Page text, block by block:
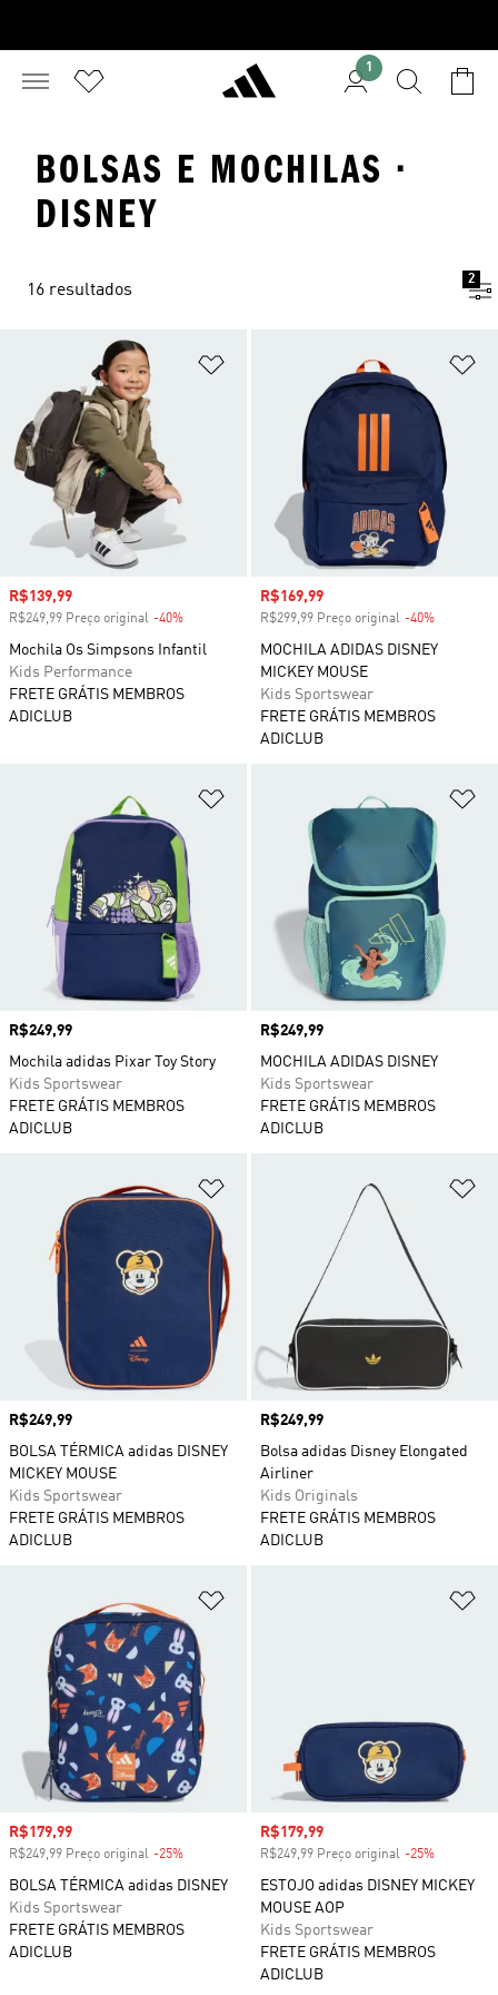
1
BOLSAS E MOCHILAS ·
DISNEY
16 resultados
2
Adicionar à Lista de Desejos
Preço com desconto
R$139,99
R$249,99 Preço original -40%
Mochila Os Simpsons Infantil
Kids Performance
FRETE GRÁTIS MEMBROS
ADICLUB
Preço com desconto
R$169,99
R$299,99 Preço original -40%
MOCHILA ADIDAS DISNEY
MICKEY MOUSE
Kids Sportswear
FRETE GRÁTIS MEMBROS
ADICLUB
Adicionar à Lista de Desejos
Preço
R$249,99
Mochila adidas Pixar Toy Story
Kids Sportswear
FRETE GRÁTIS MEMBROS
ADICLUB
Preço
R$249,99
MOCHILA ADIDAS DISNEY
Kids Sportswear
FRETE GRÁTIS MEMBROS
ADICLUB
Adicionar à Lista de Desejos
Preço
R$249,99
BOLSA TÉRMICA adidas DISNEY
MICKEY MOUSE
Kids Sportswear
FRETE GRÁTIS MEMBROS
ADICLUB
Preço
R$249,99
Bolsa adidas Disney Elongated
Airliner
Kids Originals
FRETE GRÁTIS MEMBROS
ADICLUB
Preço com desconto
R$179,99
R$249,99 Preço original -25%
BOLSA TÉRMICA adidas DISNEY
Kids Sportswear
FRETE GRÁTIS MEMBROS
ADICLUB
Preço com desconto
R$179,99
R$249,99 Preço original -25%
ESTOJO adidas DISNEY MICKEY
MOUSE AOP
Kids Sportswear
FRETE GRÁTIS MEMBROS
ADICLUB